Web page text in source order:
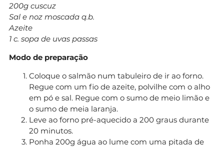
200g cuscuz
Sal e noz moscada q.b.
Azeite
1 c. sopa de uvas passas
Modo de preparação
Coloque o salmão num tabuleiro de ir ao forno.
Regue com um fio de azeite, polvilhe com o alho
em pó e sal. Regue com o sumo de meio limão e
o sumo de meia laranja.
Leve ao forno pré-aquecido a 200 graus durante
20 minutos.
Ponha 200g água ao lume com uma pitada de